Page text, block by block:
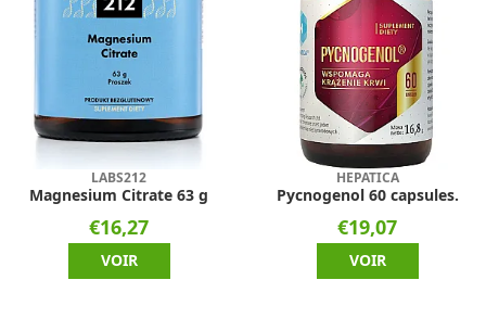
LABS212
Magnesium Citrate 63 g
€16,27
VOIR
HEPATICA
Pycnogenol 60 capsules.
€19,07
VOIR